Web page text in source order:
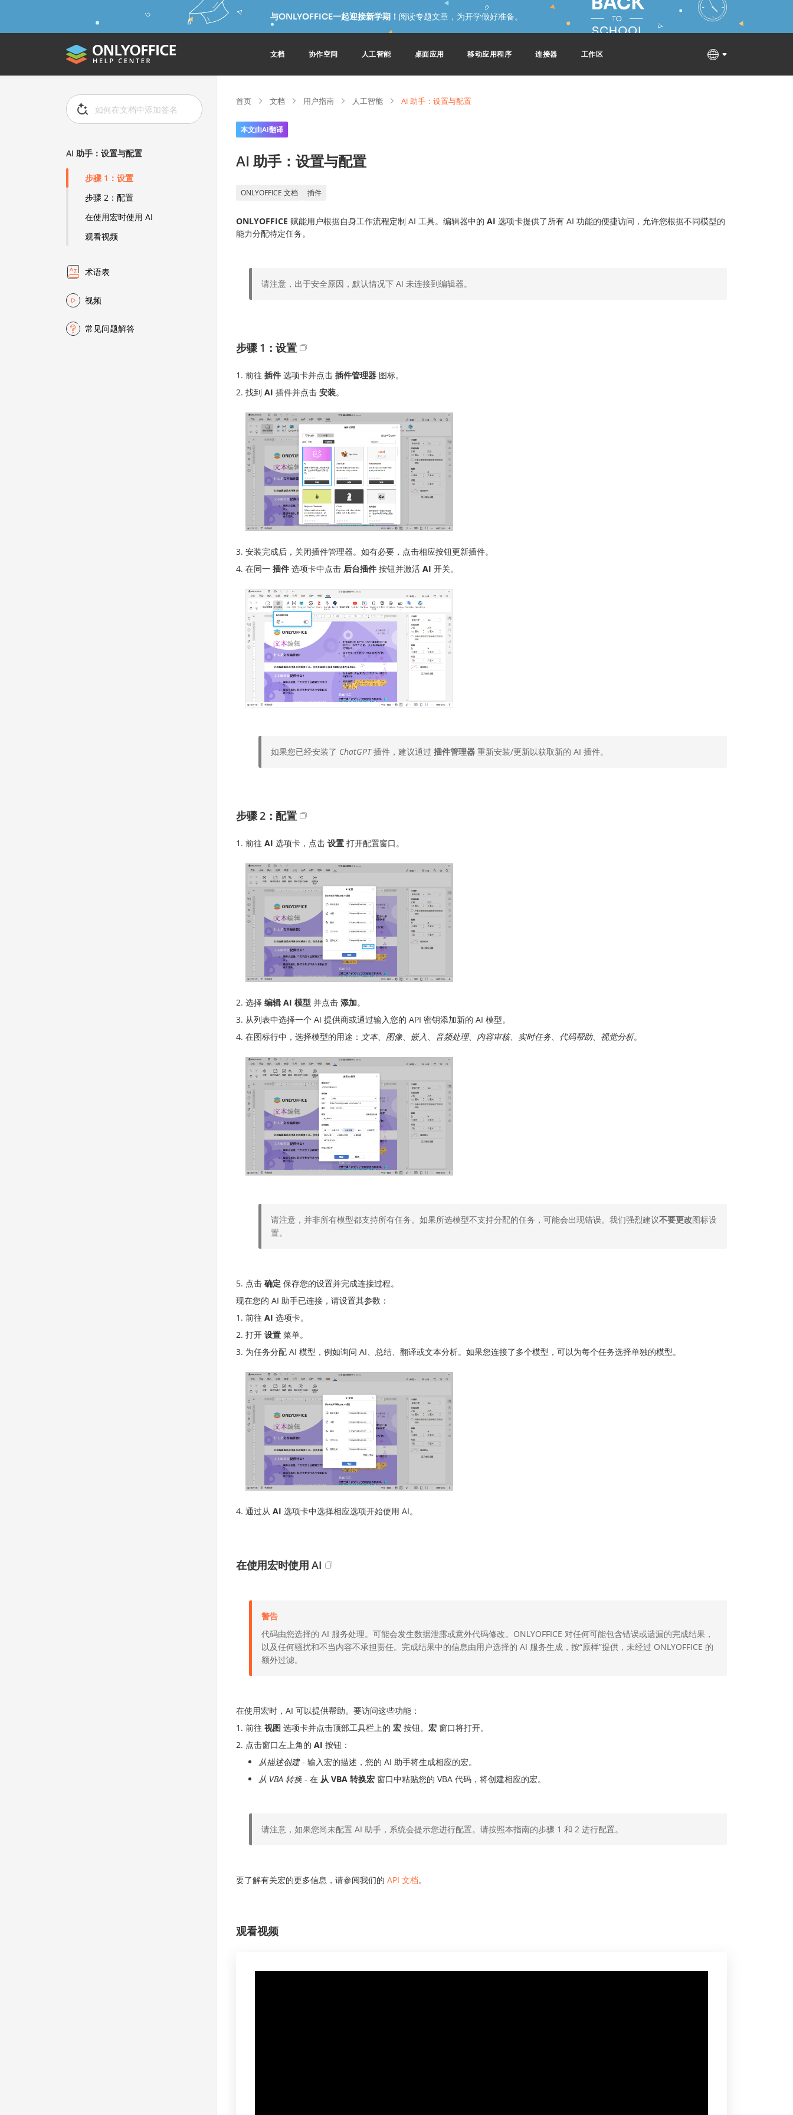
与ONLYOFFICE一起迎接新学期！ 阅读专题文章，为开学做好准备。
文档 协作空间 人工智能 桌面应用 移动应用程序 连接器 工作区
AI 助手：设置与配置
步骤 1：设置
步骤 2：配置
在使用宏时使用 AI
观看视频
术语表
视频
常见问题解答
首页 文档 用户指南 人工智能 AI 助手：设置与配置
本文由AI翻译
AI 助手：设置与配置
ONLYOFFICE 文档 插件
ONLYOFFICE 赋能用户根据自身工作流程定制 AI 工具。编辑器中的 AI 选项卡提供了所有 AI 功能的便捷访问，允许您根据不同模型的
能力分配特定任务。
请注意，出于安全原因，默认情况下 AI 未连接到编辑器。
步骤 1：设置
前往 插件 选项卡并点击 插件管理器 图标。
找到 AI 插件并点击 安装。
安装完成后，关闭插件管理器。如有必要，点击相应按钮更新插件。
在同一 插件 选项卡中点击 后台插件 按钮并激活 AI 开关。
如果您已经安装了 ChatGPT插件，建议通过 插件管理器 重新安装/更新以获取新的 AI 插件。
步骤 2：配置
前往 AI 选项卡，点击 设置 打开配置窗口。
选择 编辑 AI 模型 并点击 添加。
从列表中选择一个 AI 提供商或通过输入您的 API 密钥添加新的 AI 模型。
在图标行中，选择模型的用途： 文本、 图像、 嵌入、 音频处理、 内容审核、 实时任务、 代码帮助、 视觉分析。
请注意，并非所有模型都支持所有任务。如果所选模型不支持分配的任务，可能会出现错误。我们强烈建议不要更改图标设
置。
点击 确定 保存您的设置并完成连接过程。
现在您的 AI 助手已连接，请设置其参数：
前往 AI 选项卡。
打开 设置 菜单。
为任务分配 AI 模型，例如询问 AI、总结、翻译或文本分析。如果您连接了多个模型，可以为每个任务选择单独的模型。
通过从 AI 选项卡中选择相应选项开始使用 AI。
在使用宏时使用 AI
警告
代码由您选择的 AI 服务处理。可能会发生数据泄露或意外代码修改。ONLYOFFICE 对任何可能包含错误或遗漏的完成结果，
以及任何骚扰和不当内容不承担责任。完成结果中的信息由用户选择的 AI 服务生成，按“原样”提供，未经过 ONLYOFFICE 的
额外过滤。
在使用宏时，AI 可以提供帮助。要访问这些功能：
前往 视图 选项卡并点击顶部工具栏上的 宏 按钮。 宏 窗口将打开。
点击窗口左上角的 AI 按钮：
从描述创建- 输入宏的描述，您的 AI 助手将生成相应的宏。
从 VBA 转换 - 在 从 VBA 转换宏 窗口中粘贴您的 VBA 代码，将创建相应的宏。
请注意，如果您尚未配置 AI 助手，系统会提示您进行配置。请按照本指南的步骤 1 和 2 进行配置。
要了解有关宏的更多信息，请参阅我们的 API 文档。
观看视频